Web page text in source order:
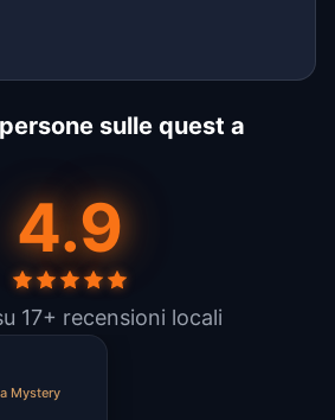
sulle quest a
4.9
17+ recensioni locali
Mystery